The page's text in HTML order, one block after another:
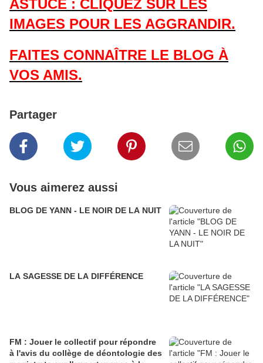
ASTUCE : CLIQUEZ SUR LES
IMAGES POUR LES AGGRANDIR.
FAITES CONNAÎTRE LE BLOG À
VOS AMIS.
Partager
Vous aimerez aussi
BLOG DE YANN - LE NOIR DE LA NUIT
LA SAGESSE DE LA DIFFÉRENCE
FM : Jouer le collectif pour répondre
à l'avis du collège de déontologie des